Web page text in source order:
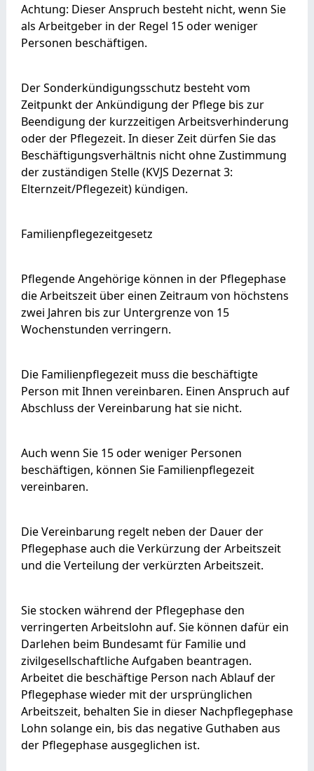
Achtung: Dieser Anspruch besteht nicht, wenn Sie
als Arbeitgeber in der Regel 15 oder weniger
Personen beschäftigen.
Der Sonderkündigungsschutz besteht vom
Zeitpunkt der Ankündigung der Pflege bis zur
Beendigung der kurzzeitigen Arbeitsverhinderung
oder der Pflegezeit. In dieser Zeit dürfen Sie das
Beschäftigungsverhältnis nicht ohne Zustimmung
der zuständigen Stelle (KVJS Dezernat 3:
Elternzeit/Pflegezeit) kündigen.
Familienpflegezeitgesetz
Pflegende Angehörige können in der Pflegephase
die Arbeitszeit über einen Zeitraum von höchstens
zwei Jahren bis zur Untergrenze von 15
Wochenstunden verringern.
Die Familienpflegezeit muss die beschäftigte
Person mit Ihnen vereinbaren. Einen Anspruch auf
Abschluss der Vereinbarung hat sie nicht.
Auch wenn Sie 15 oder weniger Personen
beschäftigen, können Sie Familienpflegezeit
vereinbaren.
Die Vereinbarung regelt neben der Dauer der
Pflegephase auch die Verkürzung der Arbeitszeit
und die Verteilung der verkürzten Arbeitszeit.
Sie stocken während der Pflegephase den
verringerten Arbeitslohn auf. Sie können dafür ein
Darlehen beim Bundesamt für Familie und
zivilgesellschaftliche Aufgaben beantragen.
Arbeitet die beschäftige Person nach Ablauf der
Pflegephase wieder mit der ursprünglichen
Arbeitszeit, behalten Sie in dieser Nachpflegephase
Lohn solange ein, bis das negative Guthaben aus
der Pflegephase ausgeglichen ist.